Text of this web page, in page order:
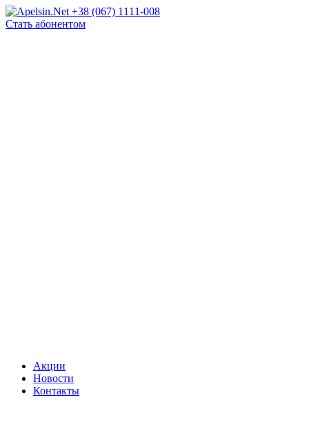
+38 (067) 1111-008
Стать абонентом
Акции
Новости
Контакты